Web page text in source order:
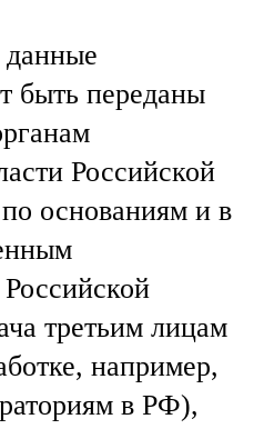
быть переданы
Российской
основаниям и в
Российской
третьим лицам
например,
в РФ),